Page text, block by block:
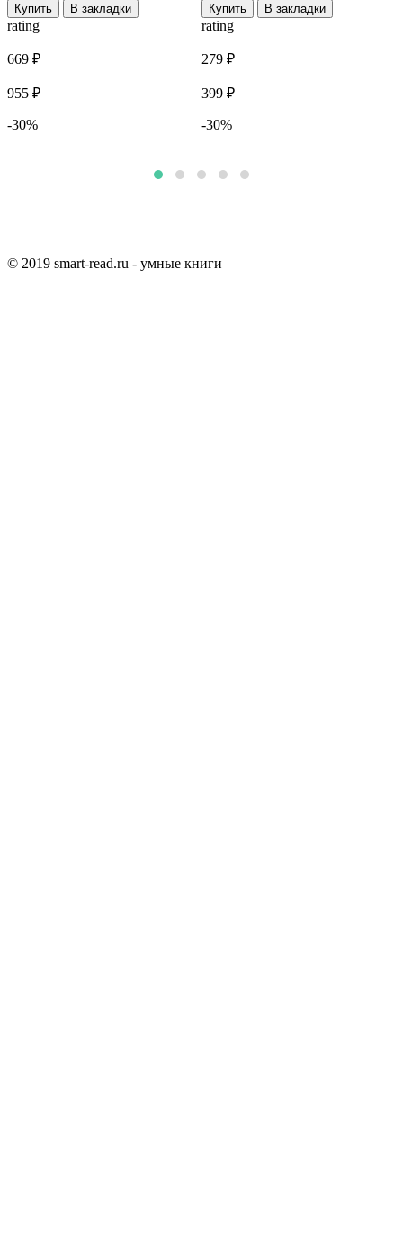
Купить В закладки
rating
669 ₽
955 ₽
-30%
Купить В закладки
rating
279 ₽
399 ₽
-30%
© 2019 smart-read.ru - умные книги